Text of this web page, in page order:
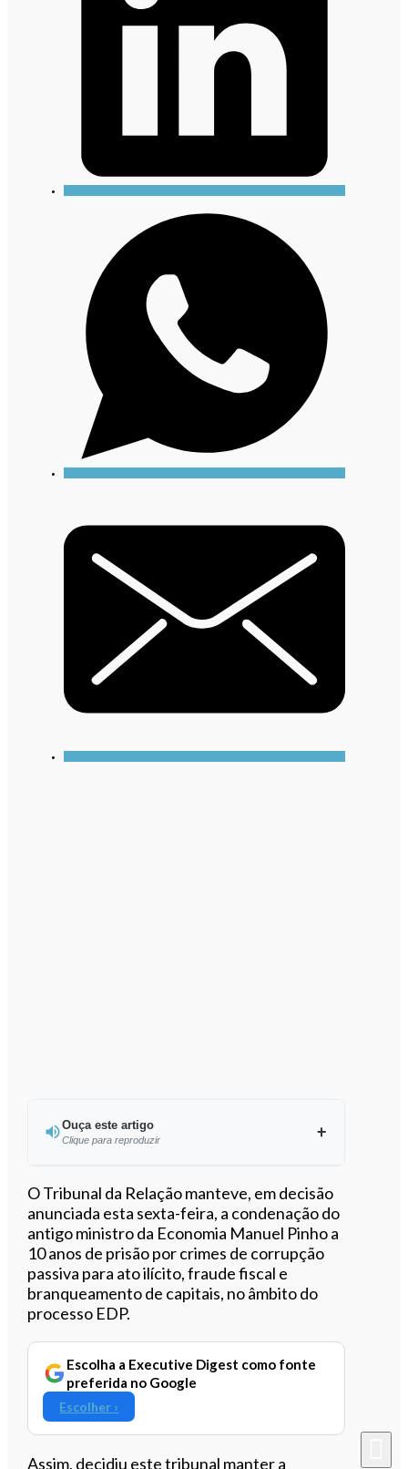
Ouça este artigo
Clique para reproduzir
Ouvir este artigo
O Tribunal da Relação manteve, em decisão
anunciada esta sexta-feira, a condenação do
antigo ministro da Economia Manuel Pinho a
10 anos de prisão por crimes de corrupção
passiva para ato ilícito, fraude fiscal e
branqueamento de capitais, no âmbito do
processo EDP.
Escolha a Executive Digest como fonte
preferida no Google
Escolher ›
Assim, decidiu este tribunal manter a